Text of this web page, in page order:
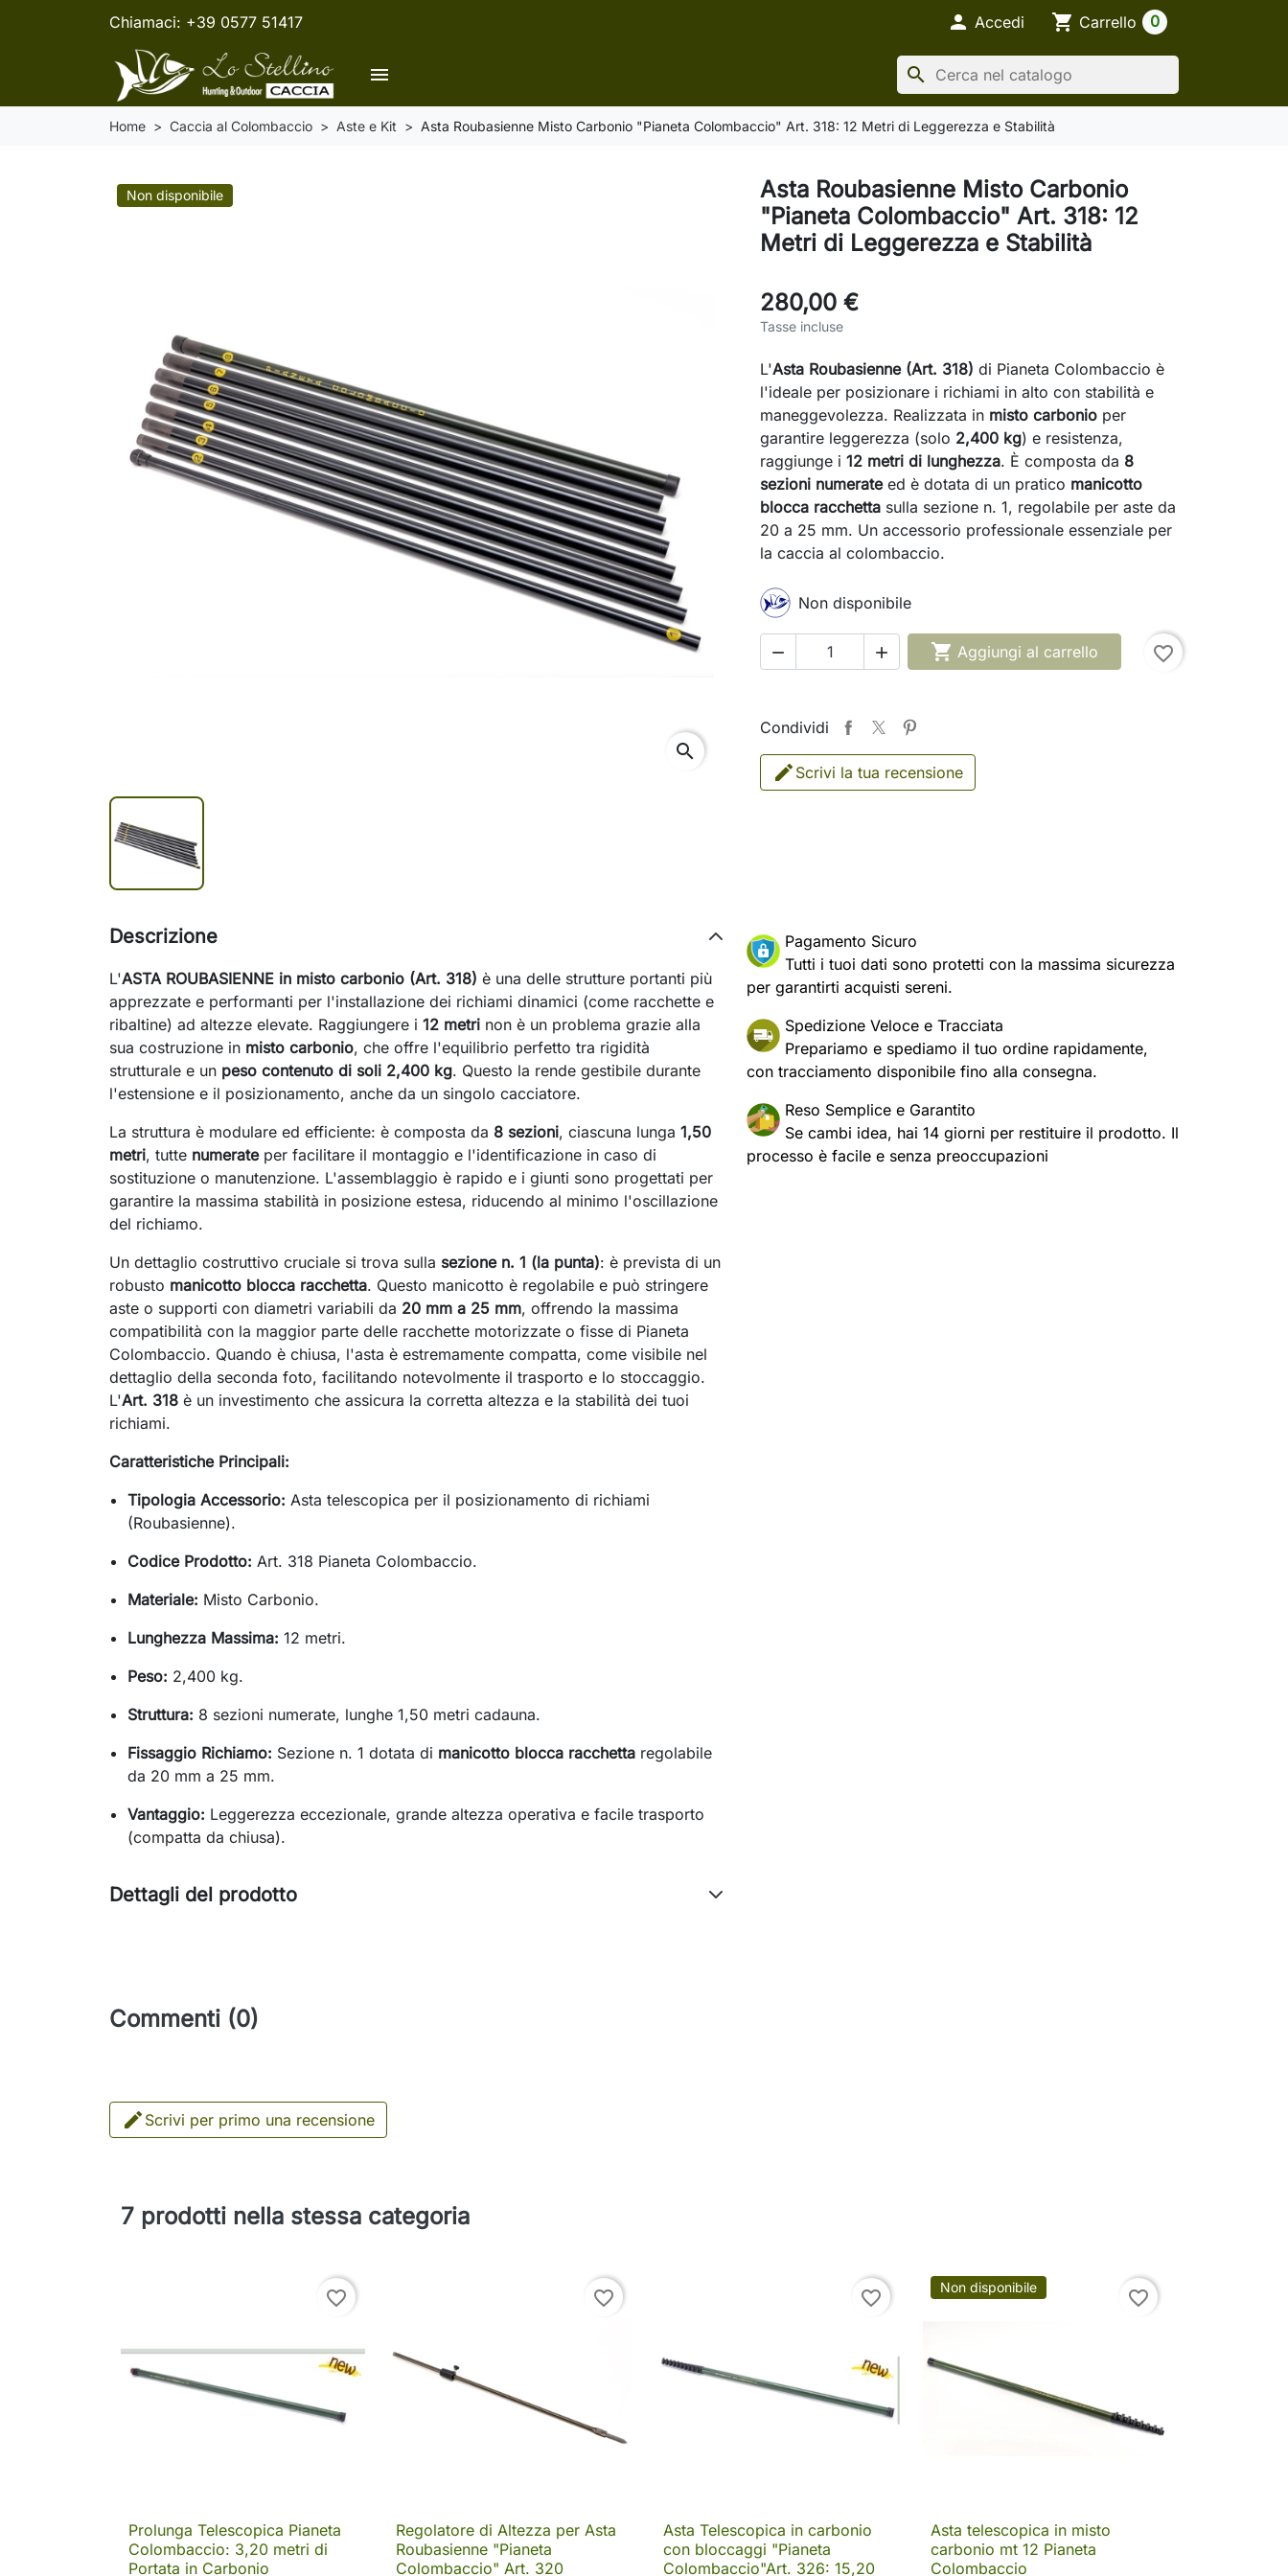
Chiamaci: +39 0577 51417  Accedi shopping_cart Carrello 0
menu search
Home Caccia al Colombaccio Aste e Kit Asta Roubasienne Misto Carbonio "Pianeta Colombaccio" Art. 318: 12 Metri di Leggerezza e Stabilità
Non disponibile
search
Asta Roubasienne Misto Carbonio
"Pianeta Colombaccio" Art. 318: 12
Metri di Leggerezza e Stabilità
280,00 €
Tasse incluse
L'Asta Roubasienne (Art. 318) di Pianeta Colombaccio è
l'ideale per posizionare i richiami in alto con stabilità e
maneggevolezza. Realizzata in misto carbonio per
garantire leggerezza (solo 2,400 kg) e resistenza,
raggiunge i 12 metri di lunghezza. È composta da 8
sezioni numerateed è dotata di un pratico manicotto
blocca racchetta sulla sezione n. 1, regolabile per aste da
20 a 25 mm. Un accessorio professionale essenziale per
la caccia al colombaccio.
Non disponibile
   Aggiungi al carrello favorite_border
Condividi
Scrivi la tua recensione
Pagamento Sicuro
Tutti i tuoi dati sono protetti con la massima sicurezza
per garantirti acquisti sereni.
Spedizione Veloce e Tracciata
Prepariamo e spediamo il tuo ordine rapidamente,
con tracciamento disponibile fino alla consegna.
Reso Semplice e Garantito
Se cambi idea, hai 14 giorni per restituire il prodotto. Il
processo è facile e senza preoccupazioni
Descrizione
L'ASTA ROUBASIENNE in misto carbonio (Art. 318) è una delle strutture portanti più
apprezzate e performanti per l'installazione dei richiami dinamici (come racchette e
ribaltine) ad altezze elevate. Raggiungere i 12 metri non è un problema grazie alla
sua costruzione in misto carbonio, che offre l'equilibrio perfetto tra rigidità
strutturale e un peso contenuto di soli 2,400 kg. Questo la rende gestibile durante
l'estensione e il posizionamento, anche da un singolo cacciatore.
La struttura è modulare ed efficiente: è composta da 8 sezioni, ciascuna lunga 1,50
metri, tutte numerateper facilitare il montaggio e l'identificazione in caso di
sostituzione o manutenzione. L'assemblaggio è rapido e i giunti sono progettati per
garantire la massima stabilità in posizione estesa, riducendo al minimo l'oscillazione
del richiamo.
Un dettaglio costruttivo cruciale si trova sulla sezione n. 1 (la punta): è prevista di un
robusto manicotto blocca racchetta. Questo manicotto è regolabile e può stringere
aste o supporti con diametri variabili da 20 mm a 25 mm, offrendo la massima
compatibilità con la maggior parte delle racchette motorizzate o fisse di Pianeta
Colombaccio. Quando è chiusa, l'asta è estremamente compatta, come visibile nel
dettaglio della seconda foto, facilitando notevolmente il trasporto e lo stoccaggio.
L'Art. 318 è un investimento che assicura la corretta altezza e la stabilità dei tuoi
richiami.
Caratteristiche Principali:
Tipologia Accessorio: Asta telescopica per il posizionamento di richiami
(Roubasienne).
Codice Prodotto: Art. 318 Pianeta Colombaccio.
Materiale: Misto Carbonio.
Lunghezza Massima: 12 metri.
Peso: 2,400 kg.
Struttura: 8 sezioni numerate, lunghe 1,50 metri cadauna.
Fissaggio Richiamo: Sezione n. 1 dotata di manicotto blocca racchetta regolabile
da 20 mm a 25 mm.
Vantaggio: Leggerezza eccezionale, grande altezza operativa e facile trasporto
(compatta da chiusa).
Dettagli del prodotto
Commenti (0)
 Scrivi per primo una recensione
7 prodotti nella stessa categoria
favorite_border
 Anteprima
Prolunga Telescopica Pianeta
Colombaccio: 3,20 metri di
Portata in Carbonio
favorite_border
 Anteprima
Regolatore di Altezza per Asta
Roubasienne "Pianeta
Colombaccio" Art. 320
favorite_border
 Anteprima
Asta Telescopica in carbonio
con bloccaggi "Pianeta
Colombaccio"Art. 326: 15,20
Non disponibile favorite_border
 Anteprima
Asta telescopica in misto
carbonio mt 12 Pianeta
Colombaccio